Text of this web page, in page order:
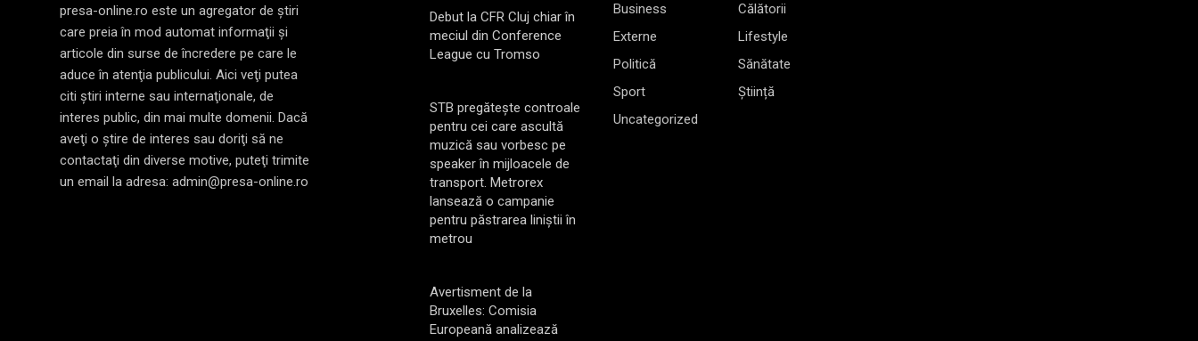
presa-online.ro este un agregator de ştiri
care preia în mod automat informaţii şi
articole din surse de încredere pe care le
aduce în atenţia publicului. Aici veţi putea
citi ştiri interne sau internaţionale, de
interes public, din mai multe domenii. Dacă
aveţi o ştire de interes sau doriţi să ne
contactaţi din diverse motive, puteţi trimite
un email la adresa: admin@presa-online.ro
Debut la CFR Cluj chiar în
meciul din Conference
League cu Tromso
STB pregătește controale
pentru cei care ascultă
muzică sau vorbesc pe
speaker în mijloacele de
transport. Metrorex
lansează o campanie
pentru păstrarea liniștii în
metrou
Avertisment de la
Bruxelles: Comisia
Europeană analizează
Business
Călătorii
Externe
Lifestyle
Politică
Sănătate
Sport
Știință
Uncategorized